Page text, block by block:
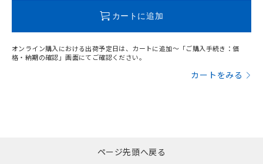
カートに追加
オンライン購入における出荷予定日は、カートに追加～「ご購入手続き：価
格・納期の確認」画面にてご確認ください。
カートをみる
ページ先頭へ戻る